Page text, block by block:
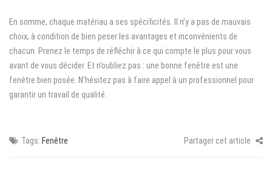
En somme, chaque matériau a ses spécificités. Il n’y a pas de mauvais
choix, à condition de bien peser les avantages et inconvénients de
chacun. Prenez le temps de réfléchir à ce qui compte le plus pour vous
avant de vous décider. Et n’oubliez pas : une bonne fenêtre est une
fenêtre bien posée. N’hésitez pas à faire appel à un professionnel pour
garantir un travail de qualité.
Tags: Fenêtre Partager cet article